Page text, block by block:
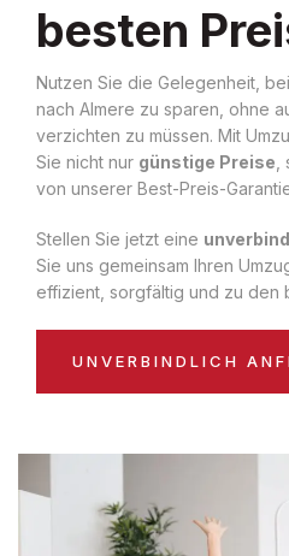
besten
Nutzen Sie die Gelegenheit,
nach Almere zu sparen, ohne
verzichten zu müssen. Mit
Sie nicht nur günstige Preise
von unserer Best-Preis-
Stellen Sie jetzt eine
Sie uns gemeinsam Ihren
effizient, sorgfältig und zu den
UNVERBINDLICH